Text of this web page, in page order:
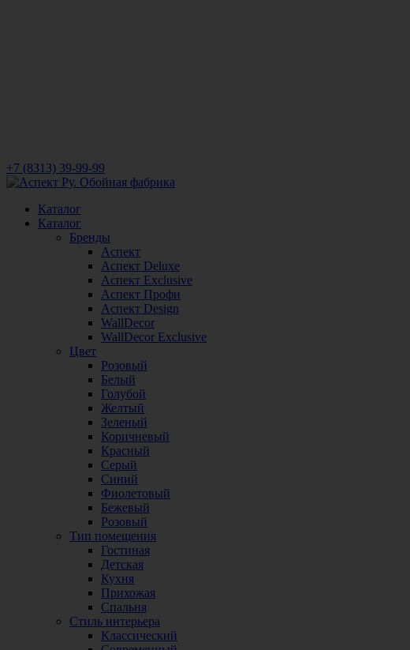
+7 (8313) 39-99-99
Каталог
Каталог
Бренды
Аспект
Аспект Deluxe
Аспект Exclusive
Аспект Профи
Аспект Design
WallDecor
WallDecor Exclusive
Цвет
Розовый
Белый
Голубой
Желтый
Зеленый
Коричневый
Красный
Серый
Синий
Фиолетовый
Бежевый
Розовый
Тип помещения
Гостиная
Детская
Кухня
Прихожая
Спальня
Стиль интерьера
Классический